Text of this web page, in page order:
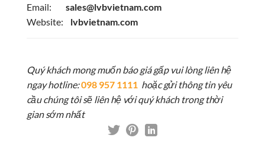
Email:
sales@lvbvietnam.com
Website:
lvbvietnam.com
Quý khách mong muốn báo giá gấp vui lòng liên hệ
ngay hotline:098 957 1111 hoặc gửi thông tin yêu
cầu chúng tôi sẽ liên hệ với quý khách trong thời
gian sớm nhất